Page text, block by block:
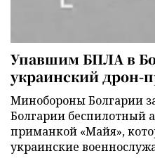
Упавшим БПЛА в
украинский дрон-
Минобороны Болгарии
Болгарии беспилотный
приманкой «Майя»,
украинские